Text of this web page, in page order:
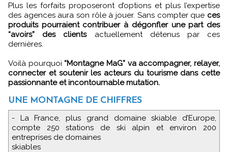
Plus les forfaits proposeront d’options et plus l’expertise
des agences aura son rôle à jouer. Sans compter que ces
produits pourraient contribuer à dégonfler une part des
“avoirs” des clientsactuellement détenus par ces
dernières.
Voilà pourquoi“Montagne MaG” va accompagner, relayer,
connecter et soutenir les acteurs du tourisme dans cette
passionnante et incontournable mutation.
UNE MONTAGNE DE CHIFFRES
- La France, plus grand domaine skiable d’Europe,
compte 250 stations de ski alpin et environ 200
entreprises de domaines
skiables